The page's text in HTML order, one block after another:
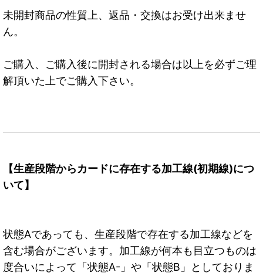
未開封商品の性質上、返品・交換はお受け出来ませ
ん。
ご購入、ご購入後に開封される場合は以上を必ずご理
解頂いた上でご購入下さい。
【生産段階からカードに存在する加工線(初期線)につ
いて】
状態Aであっても、生産段階で存在する加工線などを
含む場合がございます。加工線が何本も目立つものは
度合いによって「状態A-」や「状態B」としておりま